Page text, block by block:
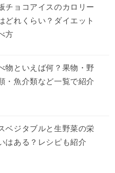
チョコアイスのカロリー
どれくらい？ダイエット
方
物といえば何？果物・野
・魚介類など一覧で紹介
ベジタブルと生野菜の栄
はある？レシピも紹介